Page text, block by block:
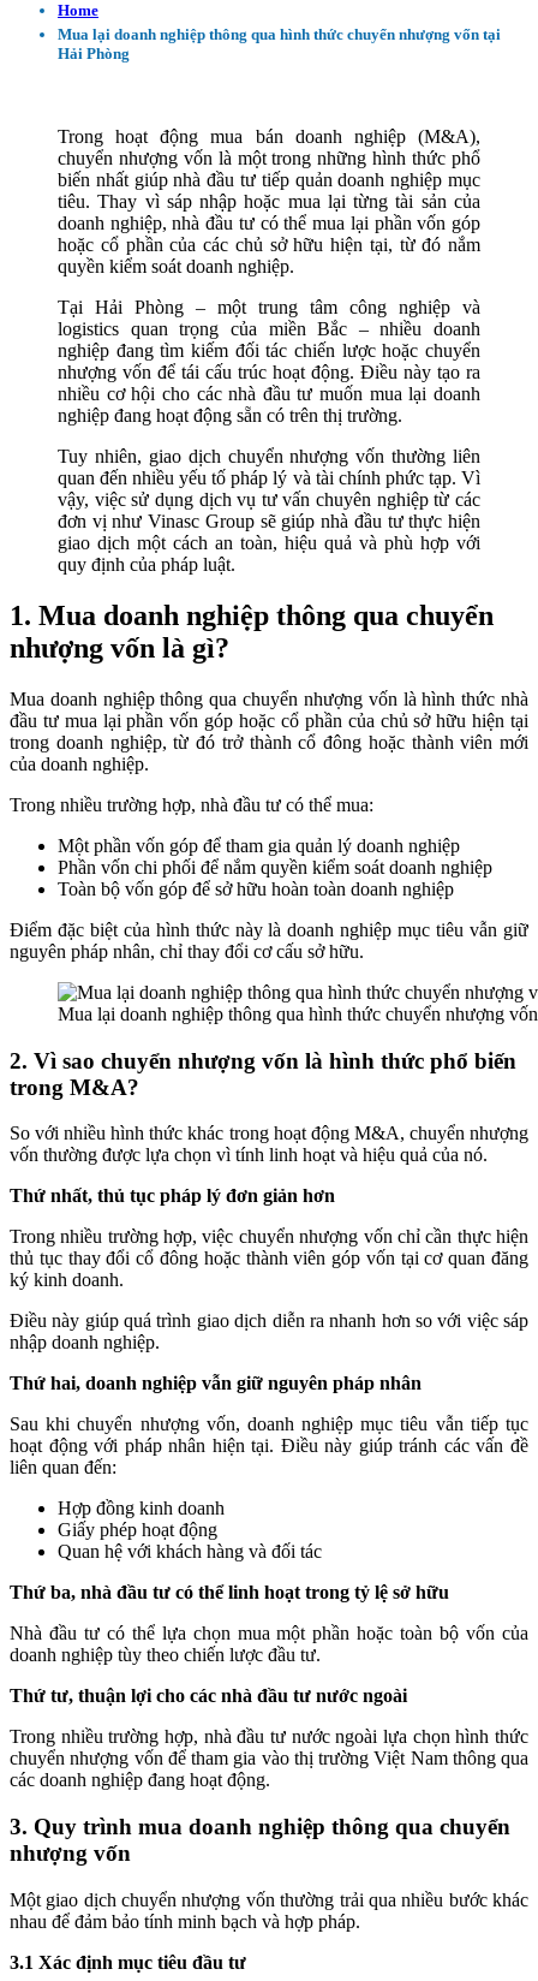
Home
Mua lại doanh nghiệp thông qua hình thức chuyển nhượng vốn tại
Hải Phòng
Trong hoạt động mua bán doanh nghiệp (M&A),
chuyển nhượng vốn là một trong những hình thức phổ
biến nhất giúp nhà đầu tư tiếp quản doanh nghiệp mục
tiêu. Thay vì sáp nhập hoặc mua lại từng tài sản của
doanh nghiệp, nhà đầu tư có thể mua lại phần vốn góp
hoặc cổ phần của các chủ sở hữu hiện tại, từ đó nắm
quyền kiểm soát doanh nghiệp.
Tại Hải Phòng – một trung tâm công nghiệp và
logistics quan trọng của miền Bắc – nhiều doanh
nghiệp đang tìm kiếm đối tác chiến lược hoặc chuyển
nhượng vốn để tái cấu trúc hoạt động. Điều này tạo ra
nhiều cơ hội cho các nhà đầu tư muốn mua lại doanh
nghiệp đang hoạt động sẵn có trên thị trường.
Tuy nhiên, giao dịch chuyển nhượng vốn thường liên
quan đến nhiều yếu tố pháp lý và tài chính phức tạp. Vì
vậy, việc sử dụng dịch vụ tư vấn chuyên nghiệp từ các
đơn vị như Vinasc Group sẽ giúp nhà đầu tư thực hiện
giao dịch một cách an toàn, hiệu quả và phù hợp với
quy định của pháp luật.
1. Mua doanh nghiệp thông qua chuyển
nhượng vốn là gì?
Mua doanh nghiệp thông qua chuyển nhượng vốn là hình thức nhà
đầu tư mua lại phần vốn góp hoặc cổ phần của chủ sở hữu hiện tại
trong doanh nghiệp, từ đó trở thành cổ đông hoặc thành viên mới
của doanh nghiệp.
Trong nhiều trường hợp, nhà đầu tư có thể mua:
Một phần vốn góp để tham gia quản lý doanh nghiệp
Phần vốn chi phối để nắm quyền kiểm soát doanh nghiệp
Toàn bộ vốn góp để sở hữu hoàn toàn doanh nghiệp
Điểm đặc biệt của hình thức này là doanh nghiệp mục tiêu vẫn giữ
nguyên pháp nhân, chỉ thay đổi cơ cấu sở hữu.
Mua lại doanh nghiệp thông qua hình thức chuyển nhượng
2. Vì sao chuyển nhượng vốn là hình thức phổ biến
trong M&A?
So với nhiều hình thức khác trong hoạt động M&A, chuyển nhượng
vốn thường được lựa chọn vì tính linh hoạt và hiệu quả của nó.
Thứ nhất, thủ tục pháp lý đơn giản hơn
Trong nhiều trường hợp, việc chuyển nhượng vốn chỉ cần thực hiện
thủ tục thay đổi cổ đông hoặc thành viên góp vốn tại cơ quan đăng
ký kinh doanh.
Điều này giúp quá trình giao dịch diễn ra nhanh hơn so với việc sáp
nhập doanh nghiệp.
Thứ hai, doanh nghiệp vẫn giữ nguyên pháp nhân
Sau khi chuyển nhượng vốn, doanh nghiệp mục tiêu vẫn tiếp tục
hoạt động với pháp nhân hiện tại. Điều này giúp tránh các vấn đề
liên quan đến:
Hợp đồng kinh doanh
Giấy phép hoạt động
Quan hệ với khách hàng và đối tác
Thứ ba, nhà đầu tư có thể linh hoạt trong tỷ lệ sở hữu
Nhà đầu tư có thể lựa chọn mua một phần hoặc toàn bộ vốn của
doanh nghiệp tùy theo chiến lược đầu tư.
Thứ tư, thuận lợi cho các nhà đầu tư nước ngoài
Trong nhiều trường hợp, nhà đầu tư nước ngoài lựa chọn hình thức
chuyển nhượng vốn để tham gia vào thị trường Việt Nam thông qua
các doanh nghiệp đang hoạt động.
3. Quy trình mua doanh nghiệp thông qua chuyển
nhượng vốn
Một giao dịch chuyển nhượng vốn thường trải qua nhiều bước khác
nhau để đảm bảo tính minh bạch và hợp pháp.
3.1 Xác định mục tiêu đầu tư